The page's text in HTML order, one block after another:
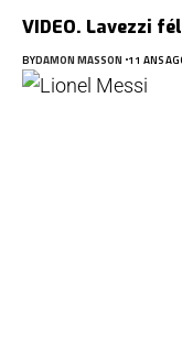
VIDEO. Lavezzi
BYDAMON MASSON 11 ANS